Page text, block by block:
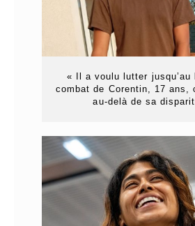
« Il a voulu lutter
combat de Corentin, 17 ans,
au-delà de sa